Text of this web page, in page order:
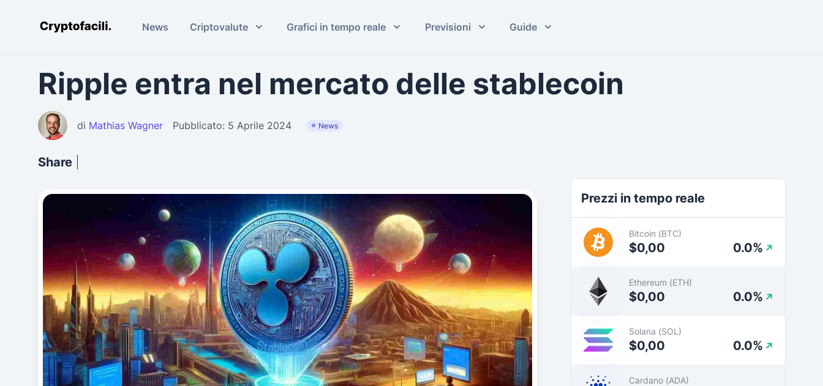
Cryptofacili.com News Criptovalute Grafici in tempo reale Previsioni Guide
Ripple entra nel mercato delle stablecoin
di Mathias Wagner Pubblicato: 5 Aprile 2024 News
Share
Prezzi in tempo reale
Bitcoin (BTC)
$0,00 0.0%
Ethereum (ETH)
$0,00 0.0%
Solana (SOL)
$0,00 0.0%
Cardano (ADA)